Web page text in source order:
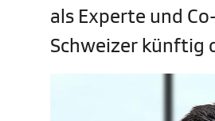
als Experte und
Schweizer künftig